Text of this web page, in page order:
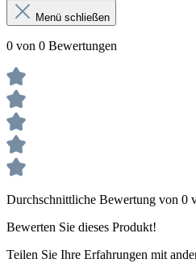
Menü schließen
0 von 0 Bewertungen
Durchschnittliche Bewertung von 0
Bewerten Sie dieses Produkt!
Teilen Sie Ihre Erfahrungen mit